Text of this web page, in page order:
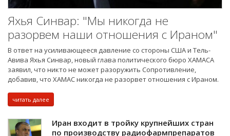
Яхья Синвар: "Мы никогда не
разорвем наши отношения с Ираном"
В ответ на усиливающееся давление со стороны США и Тель-
Авива Яхья Синвар, новый глава политического бюро ХАМАСА
заявил, что никто не может разоружить Сопротивление,
добавив, что ХАМАС никогда не разорвет отношения с Ираном.
читать далее
Иран входит в тройку крупнейших стран
по производству радиофармпрепаратов